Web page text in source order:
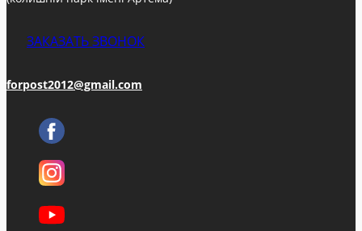
ЗАКАЗАТЬ ЗВОНОК
forpost2012@gmail.com